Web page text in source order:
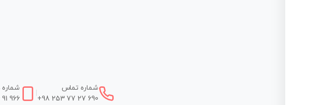
شماره تماس
+98 253 77 27 690
شماره
966